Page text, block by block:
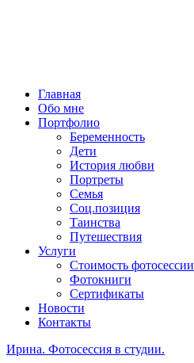
Главная
Обо мне
Портфолио
Беременность
Дети
История любви
Портреты
Семья
Соц.позиция
Таинства
Путешествия
Услуги
Стоимость фотосессии
Фотокниги
Сертификаты
Новости
Контакты
Ирина. Фотосессия в студии.